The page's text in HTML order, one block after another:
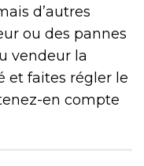
d’autres
ou des pannes
vendeur la
et faites régler le
en compte